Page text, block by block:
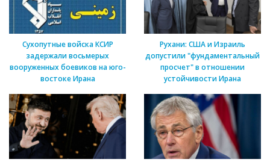
Сухопутные войска КСИР
задержали восьмерых
вооруженных боевиков на юго-
востоке Ирана
Рухани: США и Израиль
допустили "фундаментальный
просчет" в отношении
устойчивости Ирана